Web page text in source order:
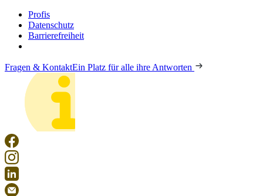
Profis
Datenschutz
Barrierefreiheit
Fragen & KontaktEin Platz für alle ihre Antworten